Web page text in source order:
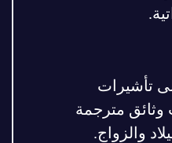
تأشيرات
وثائق مترجمة
والزواج.